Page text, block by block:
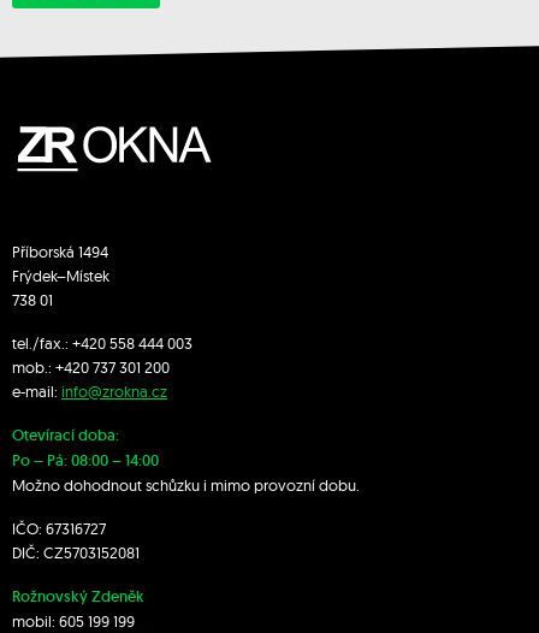
Příborská 1494
Frýdek–Místek
738 01
tel./fax.: +420 558 444 003
mob.: +420 737 301 200
e-mail: info@zrokna.cz
Otevírací doba:
Po – Pá: 08:00 – 14:00
Možno dohodnout schůzku i mimo provozní dobu.
IČO: 67316727
DIČ: CZ5703152081
Rožnovský Zdeněk
mobil: 605 199 199